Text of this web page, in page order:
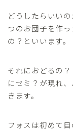
どうしたらいい
つのお団子を作
の？といいます。
それにおどるの
にセミ？が現れ
きます。
フォスは初めて